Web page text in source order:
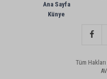
Ana Sayfa
Künye
Tüm